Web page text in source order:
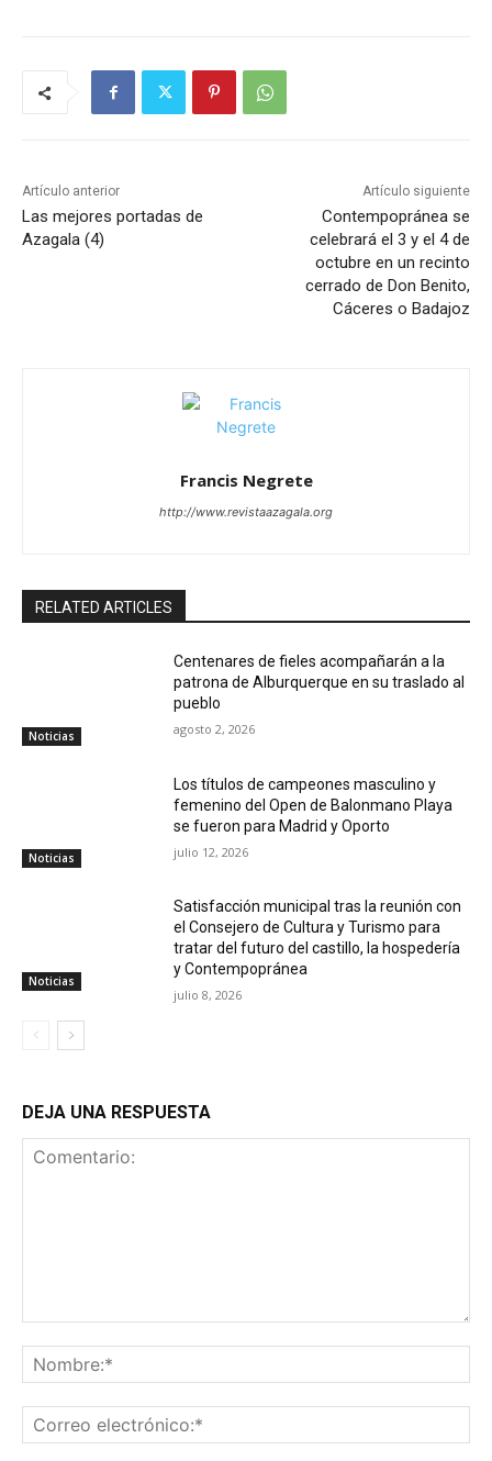
Artículo anterior
Las mejores portadas de
Azagala (4)
Artículo siguiente
Contempopránea se
celebrará el 3 y el 4 de
octubre en un recinto
cerrado de Don Benito,
Cáceres o Badajoz
Francis Negrete
http://www.revistaazagala.org
RELATED ARTICLES
Noticias
Centenares de fieles acompañarán a la
patrona de Alburquerque en su traslado al
pueblo
agosto 2, 2026
Noticias
Los títulos de campeones masculino y
femenino del Open de Balonmano Playa
se fueron para Madrid y Oporto
julio 12, 2026
Noticias
Satisfacción municipal tras la reunión con
el Consejero de Cultura y Turismo para
tratar del futuro del castillo, la hospedería
y Contempopránea
julio 8, 2026
DEJA UNA RESPUESTA